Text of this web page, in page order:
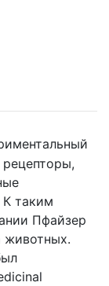
таким
Пфайзер
животных.